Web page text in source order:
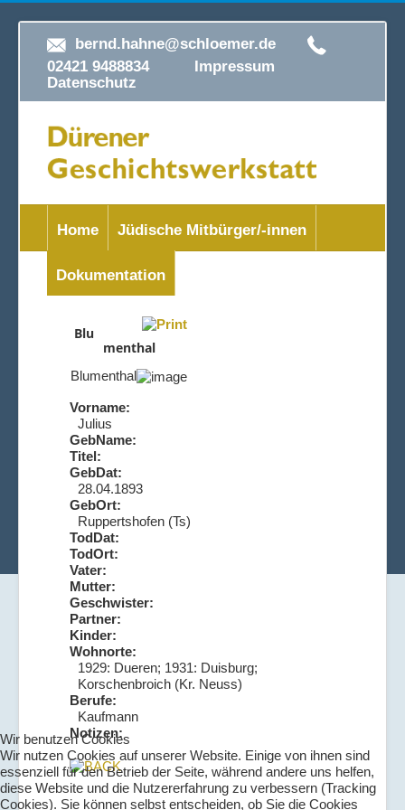
bernd.hahne@schloemer.de
02421 9488834 Impressum
Datenschutz
Home Jüdische Mitbürger/-innen
Dokumentation
Blu
menthal
Blumenthal
Vorname:
Julius
GebName:
Titel:
GebDat:
28.04.1893
GebOrt:
Ruppertshofen (Ts)
TodDat:
TodOrt:
Vater:
Mutter:
Geschwister:
Partner:
Kinder:
Wohnorte:
1929: Dueren; 1931: Duisburg;
Korschenbroich (Kr. Neuss)
Berufe:
Kaufmann
Notizen:
Wir benutzen Cookies
Wir nutzen Cookies auf unserer Website. Einige von ihnen sind
essenziell für den Betrieb der Seite, während andere uns helfen,
diese Website und die Nutzererfahrung zu verbessern (Tracking
Cookies). Sie können selbst entscheiden, ob Sie die Cookies